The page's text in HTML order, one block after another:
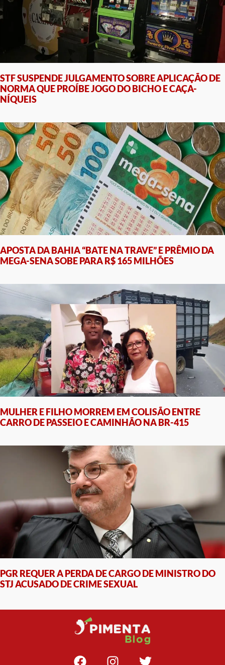
STF SUSPENDE JULGAMENTO SOBRE APLICAÇÃO DE
NORMA QUE PROÍBE JOGO DO BICHO E CAÇA-
NÍQUEIS
APOSTA DA BAHIA “BATE NA TRAVE” E PRÊMIO DA
MEGA-SENA SOBE PARA R$ 165 MILHÕES
MULHER E FILHO MORREM EM COLISÃO ENTRE
CARRO DE PASSEIO E CAMINHÃO NA BR-415
PGR REQUER A PERDA DE CARGO DE MINISTRO DO
STJ ACUSADO DE CRIME SEXUAL